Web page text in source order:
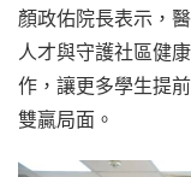
顏政佑院長表示，
人才與守護社區健
作，讓更多學生提
雙贏局面。